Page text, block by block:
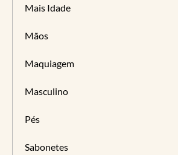
Mais Idade
Mãos
Maquiagem
Masculino
Pés
Sabonetes